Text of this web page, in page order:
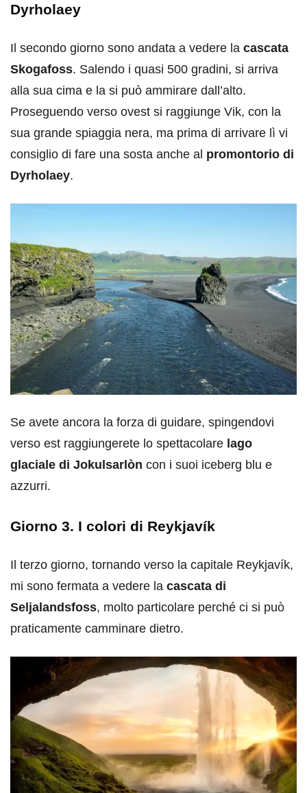
Dyrholaey
Il secondo giorno sono andata a vedere la cascata
Skogafoss. Salendo i quasi 500 gradini, si arriva
alla sua cima e la si può ammirare dall’alto.
Proseguendo verso ovest si raggiunge Vik, con la
sua grande spiaggia nera, ma prima di arrivare lì vi
consiglio di fare una sosta anche al promontorio di
Dyrholaey.
Se avete ancora la forza di guidare, spingendovi
verso est raggiungerete lo spettacolare lago
glaciale di Jokulsarlòn con i suoi iceberg blu e
azzurri.
Giorno 3. I colori di Reykjavík
Il terzo giorno, tornando verso la capitale Reykjavík,
mi sono fermata a vedere la cascata di
Seljalandsfoss, molto particolare perché ci si può
praticamente camminare dietro.